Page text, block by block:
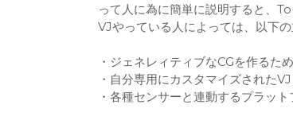
って人に為に簡単に説明すると、
VJやっている人によっては、以下
・ジェネレィティブなCGを作る
・自分専用にカスタマイズされた
・各種センサーと連動するプラット